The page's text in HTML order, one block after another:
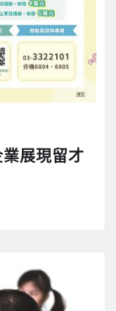
展現留才